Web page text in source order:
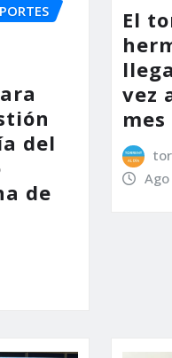
del
de
El
vez